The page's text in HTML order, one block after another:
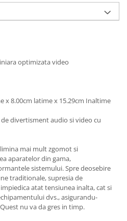
optimizata video
x 8.00cm latime x 15.29cm Inaltime
divertisment audio si video cu
mai mult zgomot si
aparatelor din gama,
sistemului. Spre deosebire
traditionale, supresia de
atat tensiunea inalta, cat si
dvs., asigurandu-
nu va da gres in timp.